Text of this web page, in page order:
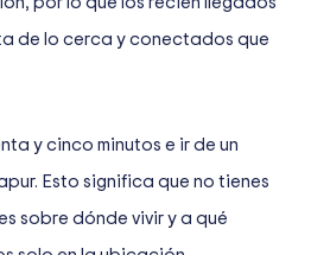
de lo cerca y conectados que
y cinco minutos e ir de un
Esto significa que no tienes
sobre dónde vivir y a qué